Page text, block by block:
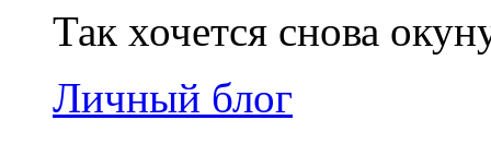
Так хочется снова
Личный блог